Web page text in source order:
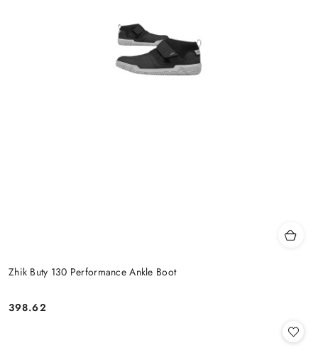
Zhik Buty 130 Performance Ankle Boot
Cena:
398.62